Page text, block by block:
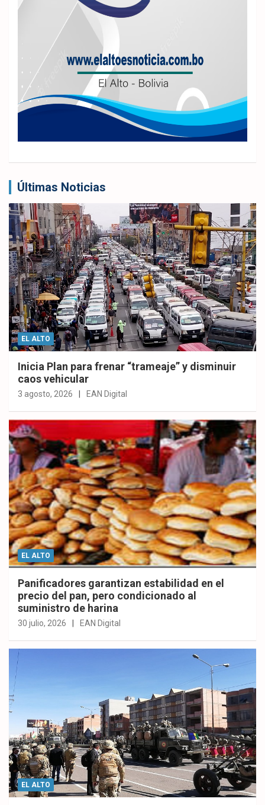
Últimas Noticias
EL ALTO
Inicia Plan para frenar “trameaje” y disminuir
caos vehicular
3 agosto, 2026 EAN Digital
EL ALTO
Panificadores garantizan estabilidad en el
precio del pan, pero condicionado al
suministro de harina
30 julio, 2026 EAN Digital
EL ALTO